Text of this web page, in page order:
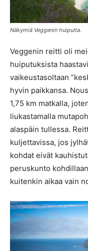
Näkymiä Veggenin huipulta.
Veggenin reitti oli
huiputuksista
vaikeustasoltaan
hyvin paikkansa.
1,75 km matkalla,
liukastamalla
alaspäin tullessa.
kuljettavissa, jos
kohdat eivät
peruskunto
kuitenkin aikaa vain